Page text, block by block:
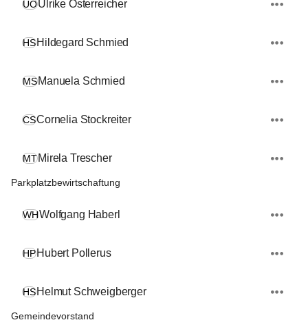
UÖUlrike Österreicher
HSHildegard Schmied
MSManuela Schmied
CSCornelia Stockreiter
MTMirela Trescher
Parkplatzbewirtschaftung
WHWolfgang Haberl
HPHubert Pollerus
HSHelmut Schweigberger
Gemeindevorstand